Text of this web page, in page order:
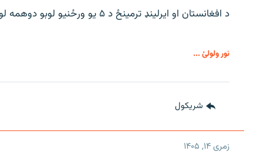
د افغانستان او ایرلینډ ترمینځ د ۵ یو ورځنیو لوبو دوهمه لوبه د جمعې په ورځ ترسره کیږي.
نور ولولئ ...
شريکول
زمری ۱۴, ۱۴۰۵